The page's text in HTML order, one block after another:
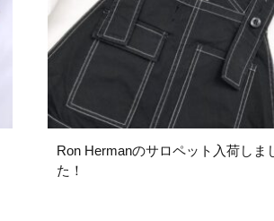
Ron Hermanのサロペット入荷しま
た！